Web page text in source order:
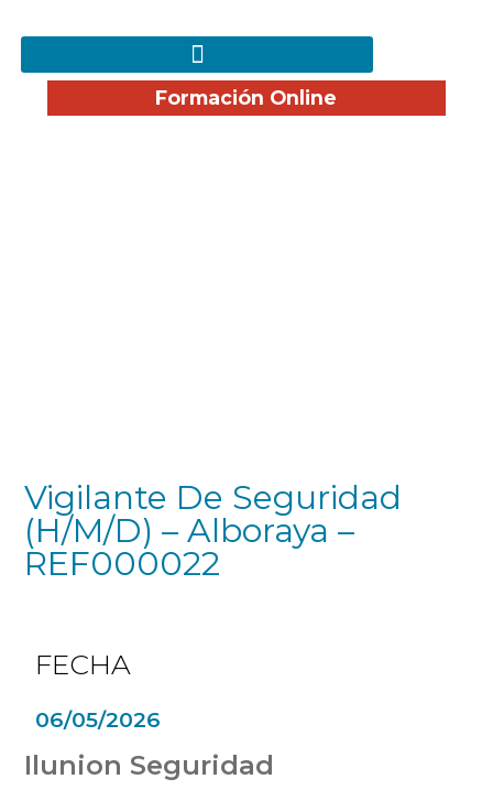
Formación Online
Vigilante De Seguridad
(H/M/D) – Alboraya –
REF000022
FECHA
06/05/2026
Ilunion Seguridad